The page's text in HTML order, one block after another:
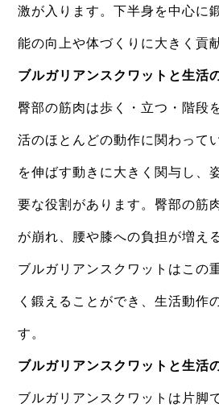
激が入ります。下半身を中心に
能の向上や体づくりに大きく貢
ブルガリアンスクワットと生活
臀部の筋肉は歩く・立つ・階段
活のほとんどの動作に関わって
を伸ばす動きに大きく関与し、
要な役割があります。臀部の筋
が崩れ、腰や膝への負担が増え
ブルガリアンスクワットはこの
く鍛えることができ、生活動作
す。
ブルガリアンスクワットと生活
ブルガリアンスクワットは片脚